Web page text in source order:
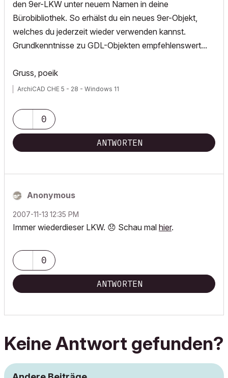
den 9er-LKW unter neuem Namen in deine
Bürobibliothek. So erhälst du ein neues 9er-Objekt,
welches du jederzeit wieder verwenden kannst.
Grundkenntnisse zu GDL-Objekten empfehlenswert...
Gruss, poeik
ArchiCAD CHE 5 - 28 - Windows 11
0
ANTWORTEN
Anonymous
‎2007-11-13 12:35 PM
Immer wiederdieser LKW. 😞 Schau mal hier.
0
ANTWORTEN
Keine Antwort gefunden?